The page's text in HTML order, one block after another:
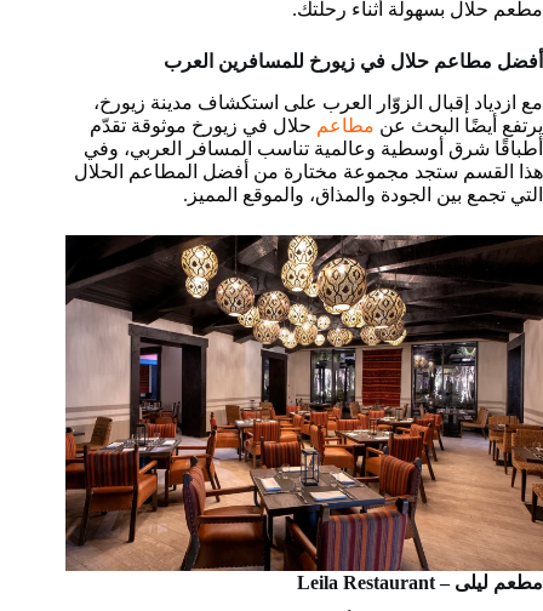
مطعم حلال بسهولة أثناء رحلتك.
أفضل مطاعم حلال في زيورخ للمسافرين العرب
مع ازدياد إقبال الزوّار العرب على استكشاف مدينة زيورخ،
يرتفع أيضًا البحث عن مطاعم حلال في زيورخ موثوقة تقدّم
أطباقًا شرق أوسطية وعالمية تناسب المسافر العربي، وفي
هذا القسم ستجد مجموعة مختارة من أفضل المطاعم الحلال
التي تجمع بين الجودة والمذاق، والموقع المميز.
مطعم ليلى – Leila Restaurant